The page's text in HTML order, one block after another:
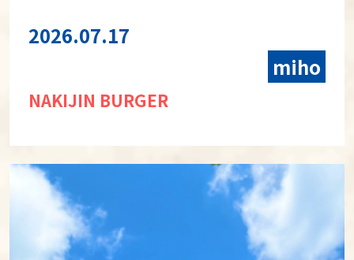
2026.07.17
miho
NAKIJIN BURGER